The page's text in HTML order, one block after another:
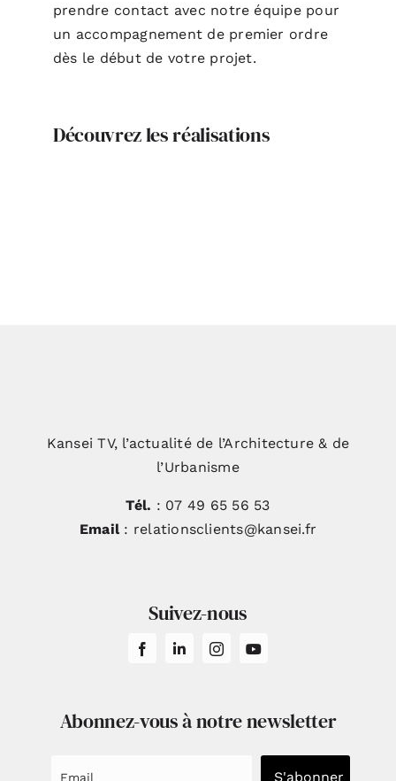
prendre contact avec notre équipe pour
un accompagnement de premier ordre
dès le début de votre projet.
Découvrez les réalisations
Kansei TV, l’actualité de l’Architecture & de
l’Urbanisme
Tél. : 07 49 65 56 53
Email: relationsclients@kansei.fr
Suivez-nous
Abonnez-vous à notre newsletter
S'abonner